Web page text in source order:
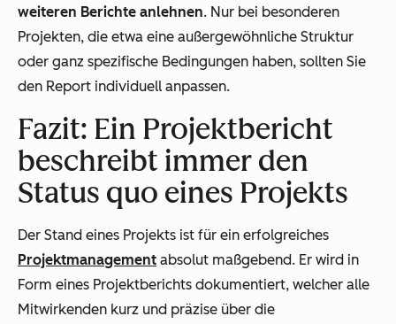
weiteren Berichte anlehnen. Nur bei besonderen
Projekten, die etwa eine außergewöhnliche Struktur
oder ganz spezifische Bedingungen haben, sollten Sie
den Report individuell anpassen.
Fazit: Ein Projektbericht
beschreibt immer den
Status quo eines Projekts
Der Stand eines Projekts ist für ein erfolgreiches
Projektmanagement absolut maßgebend. Er wird in
Form eines Projektberichts dokumentiert, welcher alle
Mitwirkenden kurz und präzise über die